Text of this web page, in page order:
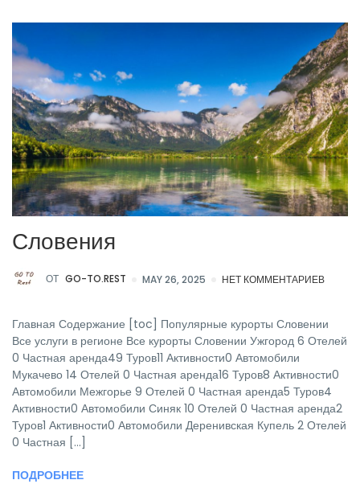
Словения
ОТ GO-TO.REST MAY 26, 2025 НЕТ КОММЕНТАРИЕВ
Главная Содержание [toc] Популярные курорты Словении
Все услуги в регионе Все курорты Словении Ужгород 6 Отелей
0 Частная аренда49 Туров11 Активности0 Автомобили
Мукачево 14 Отелей 0 Частная аренда16 Туров8 Активности0
Автомобили Межгорье 9 Отелей 0 Частная аренда5 Туров4
Активности0 Автомобили Синяк 10 Отелей 0 Частная аренда2
Туров1 Активности0 Автомобили Деренивская Купель 2 Отелей
0 Частная [...]
ПОДРОБНЕЕ